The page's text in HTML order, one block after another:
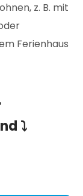
z. B. mit
Ferienhaus
⤵️